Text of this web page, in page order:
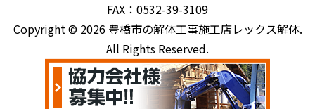
FAX：0532-39-3109
Copyright © 2026 豊橋市の解体工事施工店レックス解体.
All Rights Reserved.